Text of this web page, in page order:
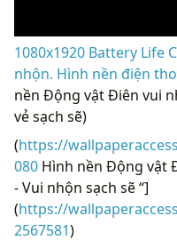
1080x1920 Battery Life
nhộn. Hình nền điện
nền Động vật Điên vui
vẻ sạch sẽ)
(https://
080 Hình nền Động vật
- Vui nhộn sạch sẽ “]
(https://
2567581)